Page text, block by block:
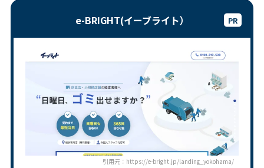
e-BRIGHT(イーブライト）
引用元：https://e-bright.jp/landing_yokohama/